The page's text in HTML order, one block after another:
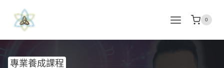
0
專業養成課程